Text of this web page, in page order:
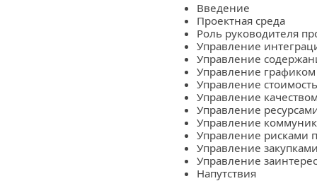
Введение
Проектная среда
Роль руководителя
Управление
Управление
Управление графиком
Управление
Управление
Управление
Управление
Управление рисками
Управление
Управление
Напутствия